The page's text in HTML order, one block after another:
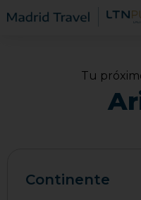
Tu
Continente